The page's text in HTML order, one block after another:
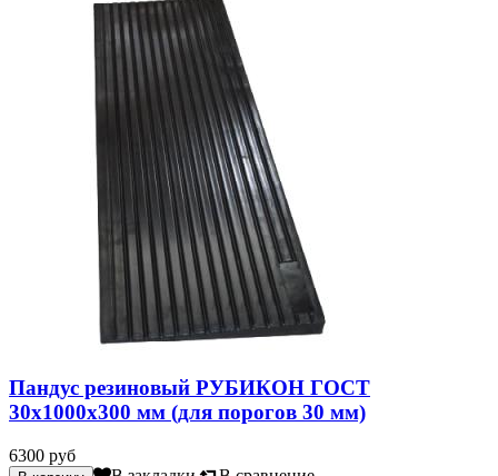
Пандус резиновый РУБИКОН ГОСТ
30х1000х300 мм (для порогов 30 мм)
6300 руб